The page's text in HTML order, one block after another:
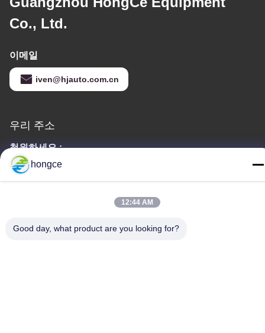
Co., Ltd.
이메일
iven@hjauto.com.cn
우리 주소
청원하세요 :
제6-39번지, 야오구 농장, 시비 3번지, 시비 거리, 판유 구, 광저우
hongce
12:44 AM
Good day, what product are you looking for?